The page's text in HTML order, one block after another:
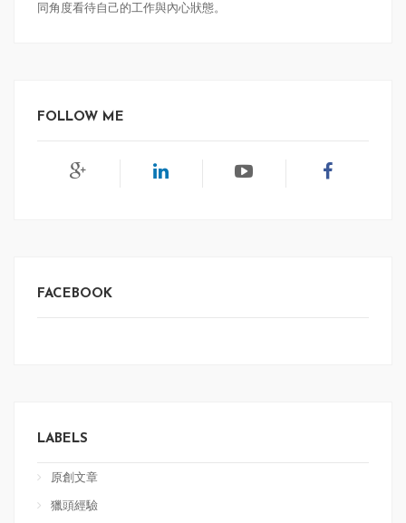
同角度看待自己的工作與內心狀態。
FOLLOW ME
FACEBOOK
LABELS
原創文章
獵頭經驗